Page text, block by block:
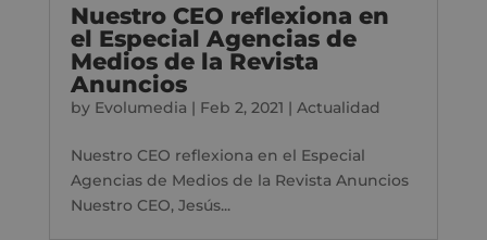
Nuestro CEO reflexiona en
el Especial Agencias de
Medios de la Revista
Anuncios
by Evolumedia | Feb 2, 2021 | Actualidad
Nuestro CEO reflexiona en el Especial
Agencias de Medios de la Revista Anuncios
Nuestro CEO, Jesús...